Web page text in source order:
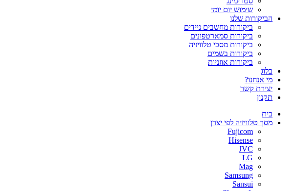
שימוש יום יומי
הביקורות שלנו
ביקורות מחשבים ניידים
ביקורות סמארטפונים
ביקורות מסכי טלוויזיה
ביקורות בשמים
ביקורות אוזניות
בלוג
מי אנחנו?
יצירת קשר
תקנון
בית
מסך טלוויזיה לפי יצרן
Fujicom
Hisense
JVC
LG
Mag
Samsung
Sansui